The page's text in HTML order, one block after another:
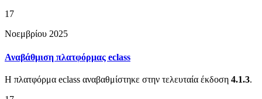
17
Νοεμβρίου 2025
Αναβάθμιση πλατφόρμας eclass
Η πλατφόρμα eclass αναβαθμίστηκε στην τελευταία έκδοση 4.1.3.